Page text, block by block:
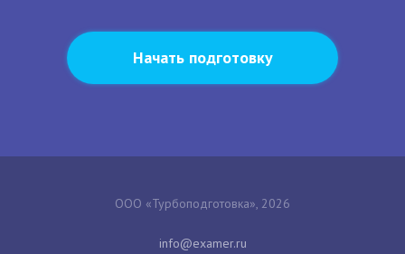
Начать подготовку
ООО «Турбоподготовка», 2026